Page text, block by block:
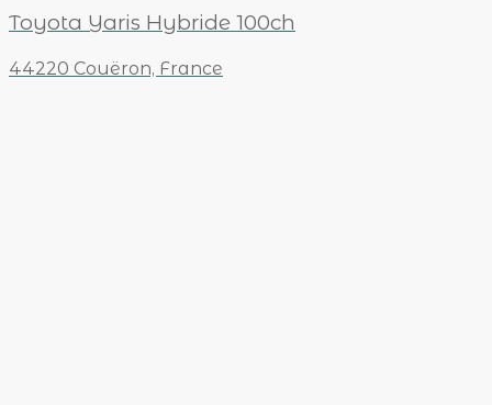
Toyota Yaris Hybride 100ch
44220 Couëron, France